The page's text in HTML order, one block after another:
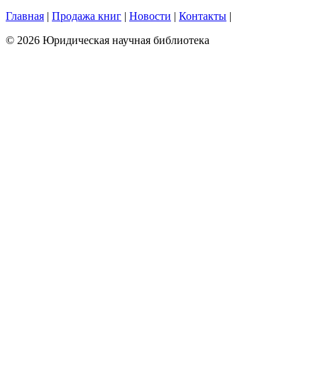
Главная | Продажа книг | Новости | Контакты |
© 2026 Юридическая научная библиотека